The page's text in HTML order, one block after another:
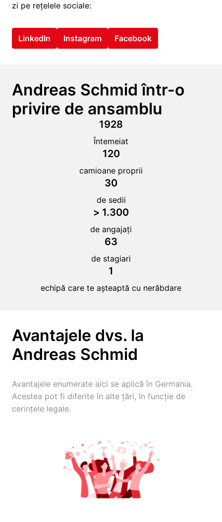
zi pe rețelele sociale:
LinkedIn Instagram Facebook
Andreas Schmid într-o
privire de ansamblu
1928
Întemeiat
120
camioane proprii
30
de sedii
> 1.300
de angajați
63
de stagiari
1
echipă care te așteaptă cu nerăbdare
Avantajele dvs. la
Andreas Schmid
Avantajele enumerate aici se aplică în Germania.
Acestea pot fi diferite în alte țări, în funcție de
cerințele legale.